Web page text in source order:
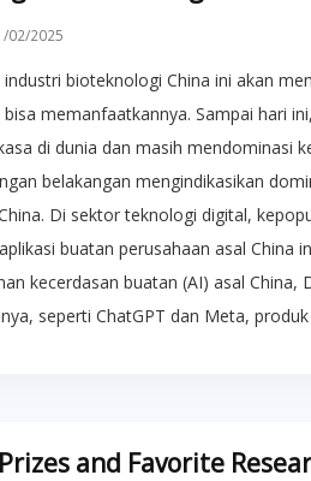
02/2025
bioteknologi China ini akan
memanfaatkannya. Sampai hari
di dunia dan masih mendominasi
belakangan mengindikasikan
Di sektor teknologi digital,
buatan perusahaan asal China
kecerdasan buatan (AI) asal
seperti ChatGPT dan Meta,
and Favorite